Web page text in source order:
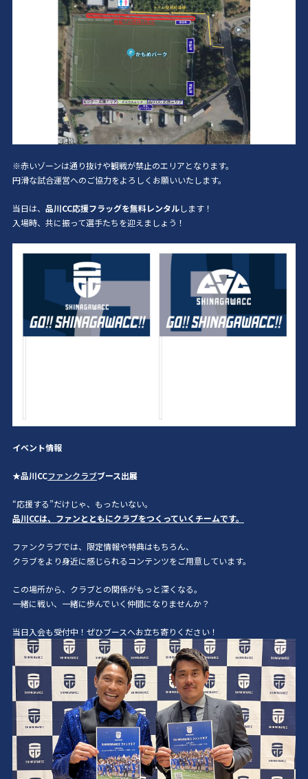
※赤いゾーンは通り抜けや観戦が禁止のエリアとなります。
円滑な試合運営へのご協力をよろしくお願いいたします。
当日は、 品川CC応援フラッグを無料レンタルします！
入場時、共に振って選手たちを迎えましょう！
イベント情報
★品川CCファンクラブブース出展
“応援する”だけじゃ、もったいない。
品川CCは、ファンとともにクラブをつくっていくチームです。
ファンクラブでは、限定情報や特典はもちろん、
クラブをより身近に感じられるコンテンツをご用意しています。
この場所から、クラブとの関係がもっと深くなる。
一緒に戦い、一緒に歩んでいく仲間になりませんか？
当日入会も受付中！ぜひブースへお立ち寄りください！